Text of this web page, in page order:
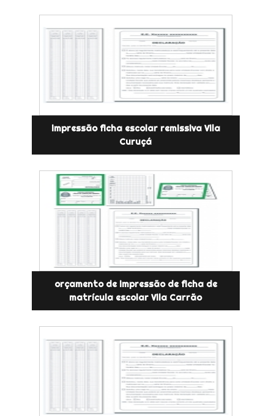
impressão ficha escolar remissiva Vila
Curuçá
orçamento de impressão de ficha de
matrícula escolar Vila Carrão